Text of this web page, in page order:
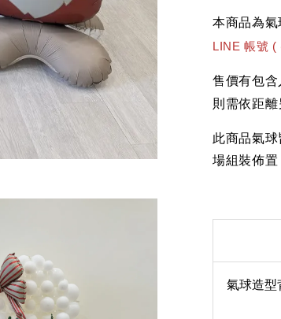
本商品為
LINE 帳號 (
售價有包
則需依距
此商品氣
場組裝佈置
氣球造型